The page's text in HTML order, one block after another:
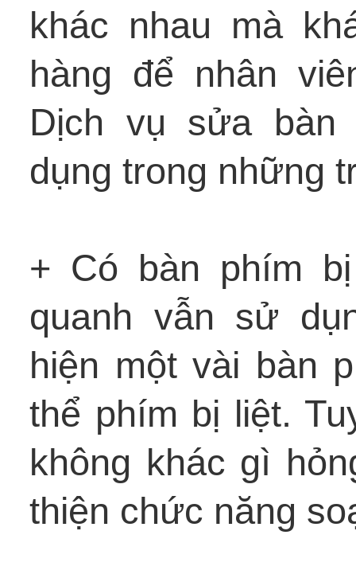
khác nhau mà
hàng để nhân
Dịch vụ sửa bàn
dụng trong những
+ Có bàn phím
quanh vẫn sử
hiện một vài bàn
thể phím bị liệt.
không khác gì
thiện chức năng